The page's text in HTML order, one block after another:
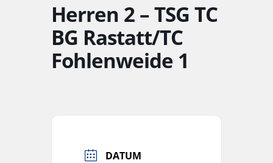
Herren 2 – TSG TC
BG Rastatt/TC
Fohlenweide 1
DATUM